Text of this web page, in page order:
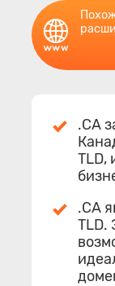
.CA
TLD,
.CA
TLD.